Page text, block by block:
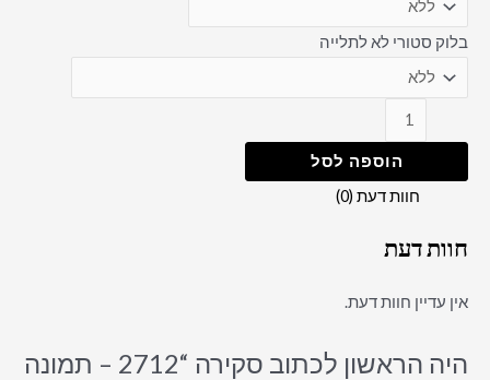
בלוק סטורי לא לתלייה
הוספה לסל
חוות דעת (0)
חוות דעת
אין עדיין חוות דעת.
היה הראשון לכתוב סקירה “2712 – תמונה